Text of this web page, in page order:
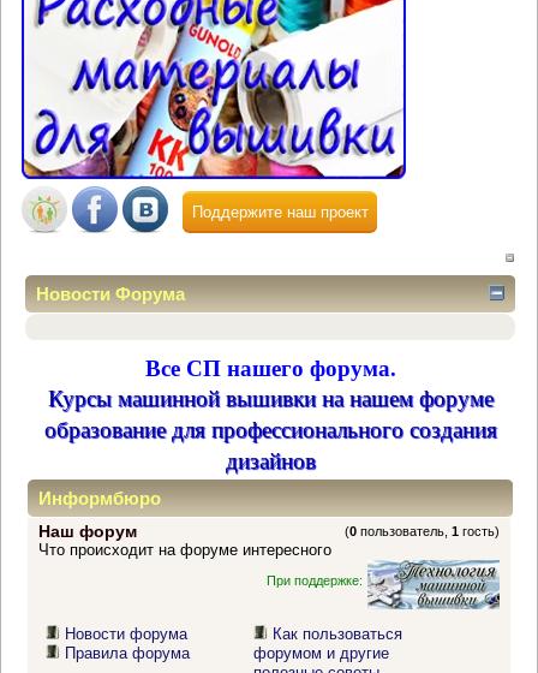
Поддержите наш проект
Новости Форума
Все СП нашего форума.
Курсы машинной вышивки на нашем форуме
образование для профессионального создания
дизайнов
Информбюро
Наш форум (0 пользователь,1 гость)
Что происходит на форуме интересного
При поддержке:
Новости форума
Правила форума
Как пользоваться
форумом и другие